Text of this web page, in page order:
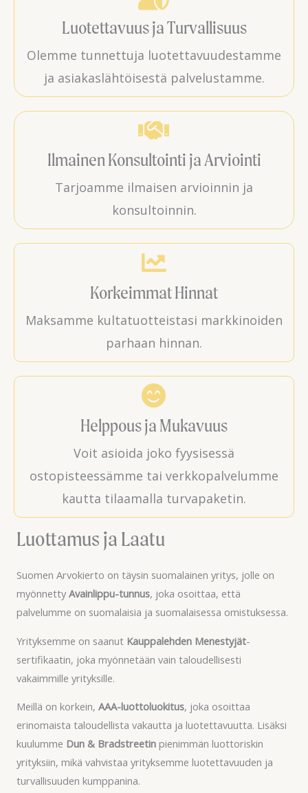
Luotettavuus ja Turvallisuus
Olemme tunnettuja luotettavuudestamme
ja asiakaslähtöisestä palvelustamme.
Ilmainen Konsultointi ja Arviointi
Tarjoamme ilmaisen arvioinnin ja
konsultoinnin.
Korkeimmat Hinnat
Maksamme kultatuotteistasi markkinoiden
parhaan hinnan.
Helppous ja Mukavuus
Voit asioida joko fyysisessä
ostopisteessämme tai verkkopalvelumme
kautta tilaamalla turvapaketin.
Luottamus ja Laatu
Suomen Arvokierto on täysin suomalainen yritys, jolle on
myönnetty Avainlippu-tunnus, joka osoittaa, että
palvelumme on suomalaisia ja suomalaisessa omistuksessa.
Yrityksemme on saanut Kauppalehden Menestyjät-
sertifikaatin, joka myönnetään vain taloudellisesti
vakaimmille yrityksille.
Meillä on korkein, AAA-luottoluokitus, joka osoittaa
erinomaista taloudellista vakautta ja luotettavuutta. Lisäksi
kuulumme Dun & Bradstreetin pienimmän luottoriskin
yrityksiin, mikä vahvistaa yrityksemme luotettavuuden ja
turvallisuuden kumppanina.